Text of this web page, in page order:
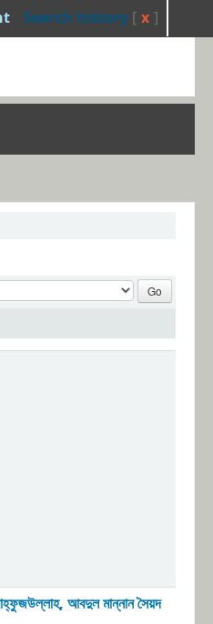
Search history [ x ]
আবদুল মান্নান সৈয়দ